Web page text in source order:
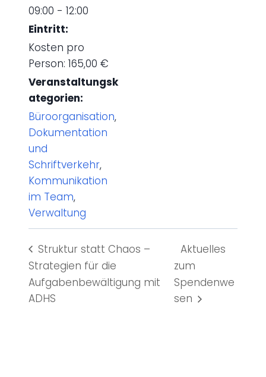
09:00 - 12:00
Eintritt:
Kosten pro
Person: 165,00 €
Veranstaltungsk
ategorien:
Büroorganisation,
Dokumentation
und
Schriftverkehr,
Kommunikation
im Team,
Verwaltung
Struktur statt Chaos –
Strategien für die
Aufgabenbewältigung mit
ADHS
Aktuelles
zum
Spendenwe
sen